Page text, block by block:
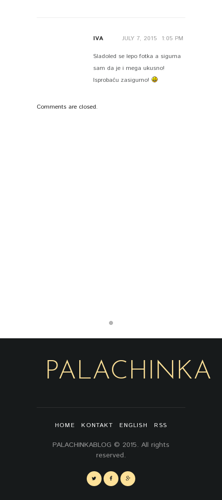
IVA JULY 7, 2015 1:05 PM
Sladoled se lepo fotka a sigurna
sam da je i mega ukusno!
Isprobaću zasigurno!
Comments are closed.
PALACHINKA
HOME KONTAKT ENGLISH RSS
PALACHINKABLOG © 2015. All rights
reserved.